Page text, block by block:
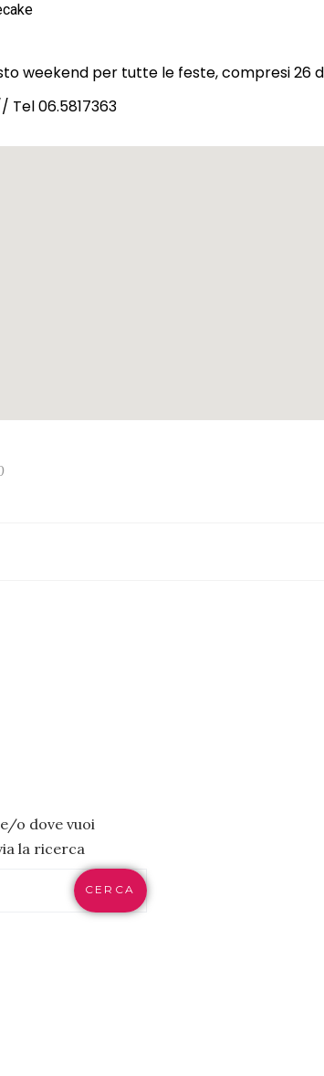
weekend per tutte le feste, compresi 26
Tel 06.5817363
o dove vuoi
la ricerca
CERCA